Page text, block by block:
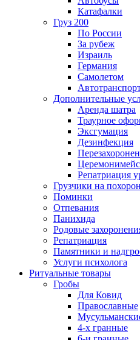
Катафалки
Груз 200
По России
За рубеж
Израиль
Германия
Самолетом
Дополнительные
Аренда шатра
Траурное
Эксгумация
Дезинфекция
Репатриация
Грузчики на
Поминки
Отпевания
Панихида
Родовые
Репатриация
Памятники и
Услуги психолога
Ритуальные товары
Гробы
Для Ковид
Православные
4-х гранные